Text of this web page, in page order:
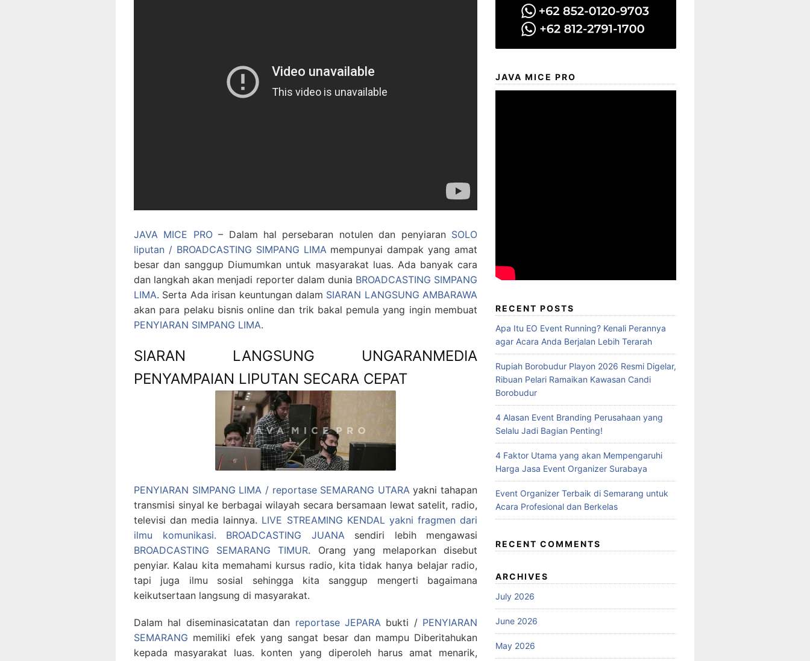
JAVA MICE PRO– Dalam hal persebaran notulen dan penyiaran SOLO
liputan / BROADCASTING SIMPANG LIMAmempunyai dampak yang amat
besar dan sanggup Diumumkan untuk masyarakat luas. Ada banyak cara
dan langkah akan menjadi reporter dalam dunia BROADCASTING SIMPANG
LIMA. Serta Ada irisan keuntungan dalam SIARAN LANGSUNG AMBARAWA
akan para pelaku bisnis online dan trik bakal pemula yang ingin membuat
PENYIARAN SIMPANG LIMA.
SIARAN LANGSUNG UNGARANMEDIA
PENYAMPAIAN LIPUTAN SECARA CEPAT
PENYIARAN SIMPANG LIMA / reportase SEMARANG UTARAyakni tahapan
transmisi sinyal ke berbagai wilayah secara bersamaan lewat satelit, radio,
televisi dan media lainnya. LIVE STREAMING KENDAL yakni fragmen dari
ilmu komunikasi. BROADCASTING JUANAsendiri lebih mengawasi
BROADCASTING SEMARANG TIMUR. Orang yang melaporkan disebut
penyiar. Kalau kita memahami kursus radio, kita tidak hanya belajar radio,
tapi juga ilmu sosial sehingga kita sanggup mengerti bagaimana
keikutsertaan langsung di masyarakat.
Dalam hal diseminasicatatan dan reportase JEPARAbukti / PENYIARAN
SEMARANG memiliki efek yang sangat besar dan mampu Diberitahukan
kepada masyarakat luas. konten yang diperoleh harus amat menarik,
JAVA MICE PRO
RECENT POSTS
Apa Itu EO Event Running? Kenali Perannya
agar Acara Anda Berjalan Lebih Terarah
Rupiah Borobudur Playon 2026 Resmi Digelar,
Ribuan Pelari Ramaikan Kawasan Candi
Borobudur
4 Alasan Event Branding Perusahaan yang
Selalu Jadi Bagian Penting!
4 Faktor Utama yang akan Mempengaruhi
Harga Jasa Event Organizer Surabaya
Event Organizer Terbaik di Semarang untuk
Acara Profesional dan Berkelas
RECENT COMMENTS
ARCHIVES
July 2026
June 2026
May 2026